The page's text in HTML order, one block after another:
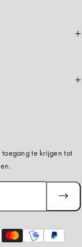
te krijgen tot